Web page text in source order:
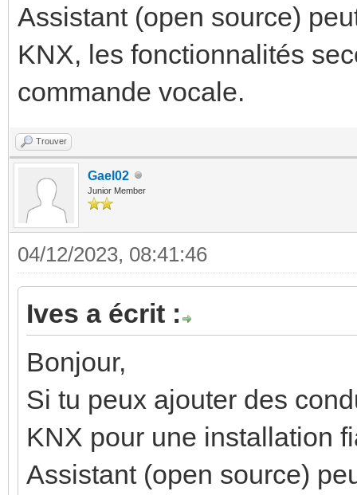
Assistant (open source)
KNX, les fonctionnalités
commande vocale.
Trouver
Gael02
Junior Member
04/12/2023, 08:41:46
Ives a écrit :
Bonjour,
Si tu peux ajouter des
KNX pour une installation
Assistant (open source)